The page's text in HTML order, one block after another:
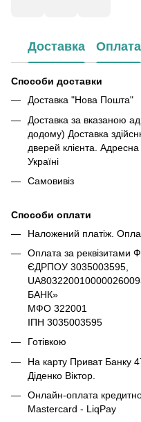
Доставка Оплата
Способи доставки
Доставка "Нова Пошта"
Доставка за вказаною
додому) Доставка
дверей клієнта.
Україні
Самовивіз
Способи оплати
Наложений платіж.
Оплата за реквізитами
ЄДРПОУ 3035003595,
БАНК»
МФО 322001
ІПН 3035003595
Готівкою
На карту Приват Банку
Діденко Віктор.
Онлайн-оплата
Mastercard - LiqPay